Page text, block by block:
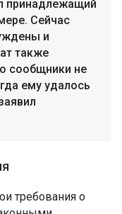
принадлежащий
Сейчас
и
также
сообщники не
ему удалось
требования о